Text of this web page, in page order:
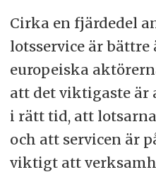
Cirka en fjärdedel
lotsservice är bättre
europeiska
att det viktigaste är
i rätt tid, att
och att servicen är
viktigt att